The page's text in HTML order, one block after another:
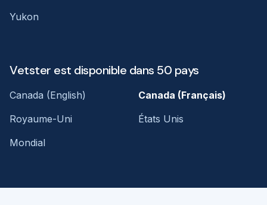
Yukon
Vetster est disponible dans 50 pays
Canada (English)
Canada (Français)
Royaume-Uni
États Unis
Mondial